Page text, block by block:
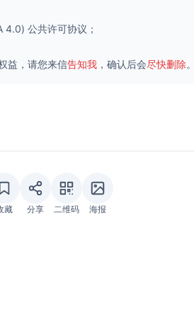
4.0) 公共许可协议；
益，请您来信告知我 ，确认后会尽快删除。
藏 分享 二维码 海报